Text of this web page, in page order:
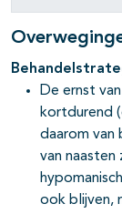
De ernst
kortdurend
daarom van
van naasten
ook blijven,